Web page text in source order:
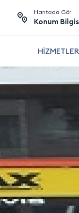
Haritada Gör
Konum
HİZMETLER